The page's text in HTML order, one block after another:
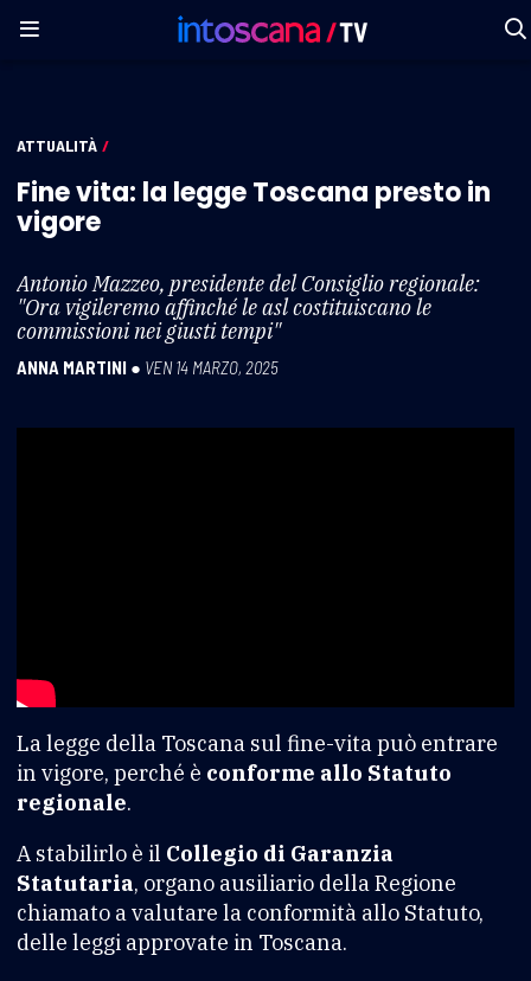
ATTUALITÀ /
Fine vita: la legge Toscana presto in
vigore
Antonio Mazzeo, presidente del Consiglio regionale:
"Ora vigileremo affinché le asl costituiscano le
commissioni nei giusti tempi"
ANNA MARTINI ● VEN 14 MARZO, 2025
La legge della Toscana sul fine-vita può entrare
in vigore, perché è conforme allo Statuto
regionale.
A stabilirlo è il Collegio di Garanzia
Statutaria, organo ausiliario della Regione
chiamato a valutare la conformità allo Statuto,
delle leggi approvate in Toscana.